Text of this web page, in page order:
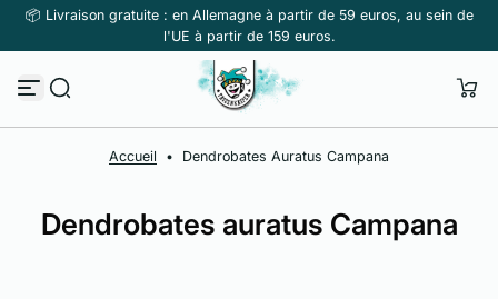
Passer au contenu
📦 Livraison gratuite : en Allemagne à partir de 59 euros, au sein de
l'UE à partir de 159 euros.
Accueil • Dendrobates Auratus Campana
Dendrobates auratus Campana